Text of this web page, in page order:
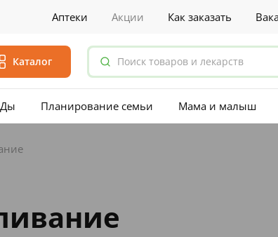
Аптеки Акции Как заказать
Каталог
Планирование семьи Мама и малыш